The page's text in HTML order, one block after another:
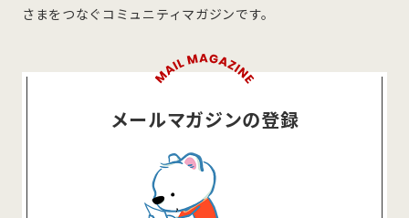
さまをつなぐコミュニティマガジンです。
メールマガジンの登録